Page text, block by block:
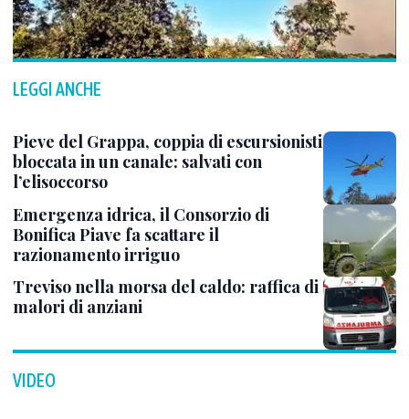
LEGGI ANCHE
Pieve del Grappa, coppia di escursionisti
bloccata in un canale: salvati con
l’elisoccorso
Emergenza idrica, il Consorzio di
Bonifica Piave fa scattare il
razionamento irriguo
Treviso nella morsa del caldo: raffica di
malori di anziani
VIDEO